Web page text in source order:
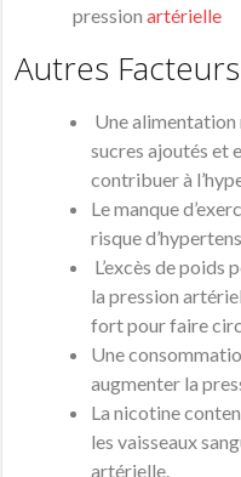
pressionartérielle
Autres
Une alimentation
sucres ajoutés et
contribuer à
Le manque
risque
L’excès de poids
la pression
fort pour faire
Une
augmenter la
La nicotine
les vaisseaux
artérielle.